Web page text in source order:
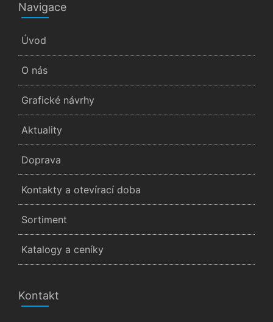
Navigace
Úvod
O nás
Grafické návrhy
Aktuality
Doprava
Kontakty a otevírací doba
Sortiment
Katalogy a ceníky
Kontakt